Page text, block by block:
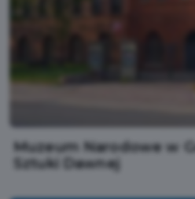
Muzeum Narodowe w
Sztuki Dawnej